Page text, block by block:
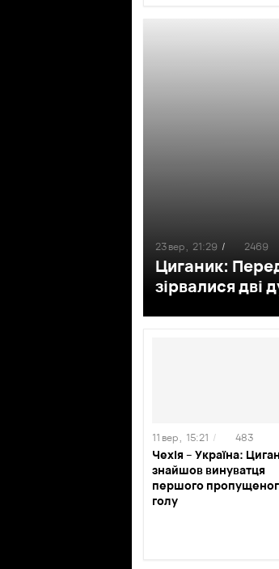
Циганик:
зірвалися дві
23 вер , 21:29 / 2469
Чехія – Україна:
знайшов винуватця
першого
голу
11 вер , 15:21 / 483